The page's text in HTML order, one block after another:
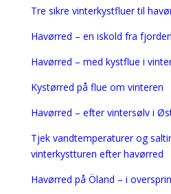
Tre sikre vinterkystfluer til
Havørred – en iskold fra
Havørred – med kystflue i
Kystørred på flue om vinteren
Havørred – efter vintersølv i
Tjek vandtemperaturer og
vinterkystturen efter havørred
Havørred på Öland – i